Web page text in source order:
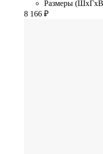
Размеры
8 166 ₽